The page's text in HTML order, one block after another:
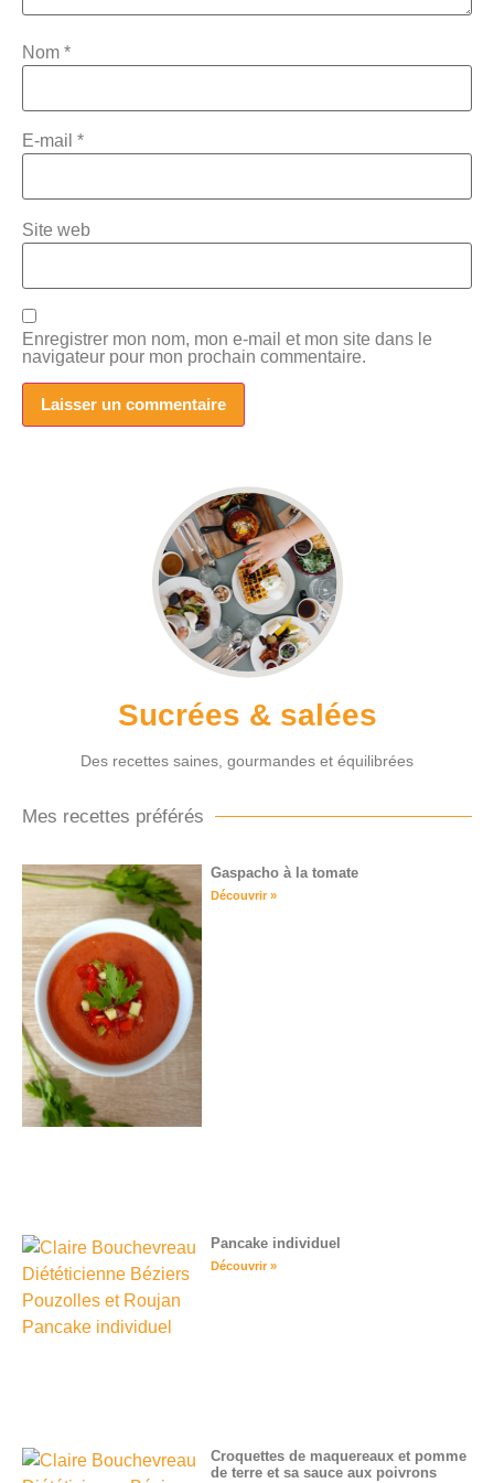
Nom *
E-mail *
Site web
Enregistrer mon nom, mon e-mail et mon site dans le
navigateur pour mon prochain commentaire.
Sucrées & salées
Des recettes saines, gourmandes et équilibrées
Mes recettes préférés
Gaspacho à la tomate
Découvrir »
Pancake individuel
Découvrir »
Croquettes de maquereaux et pomme
de terre et sa sauce aux poivrons